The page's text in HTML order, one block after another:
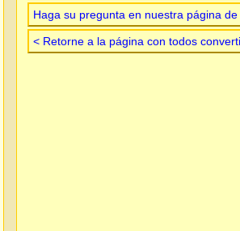
Haga su pregunta en nuestra página
< Retorne a la página con todos